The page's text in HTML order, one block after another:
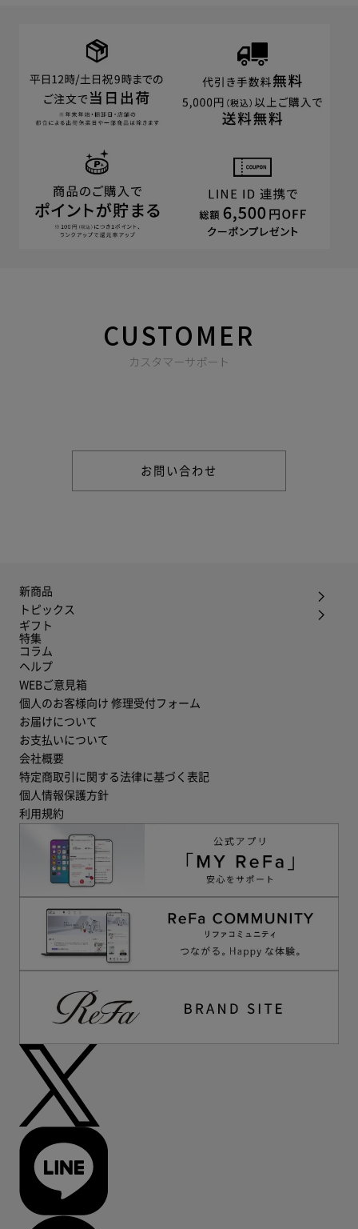
CUSTOMER
カスタマーサポート
お問い合わせ
新商品
トピックス
ギフト
特集
コラム
ヘルプ
WEBご意見箱
個人のお客様向け 修理受付フォーム
お届けについて
お支払いについて
会社概要
特定商取引に関する法律に基づく表記
個人情報保護方針
利用規約